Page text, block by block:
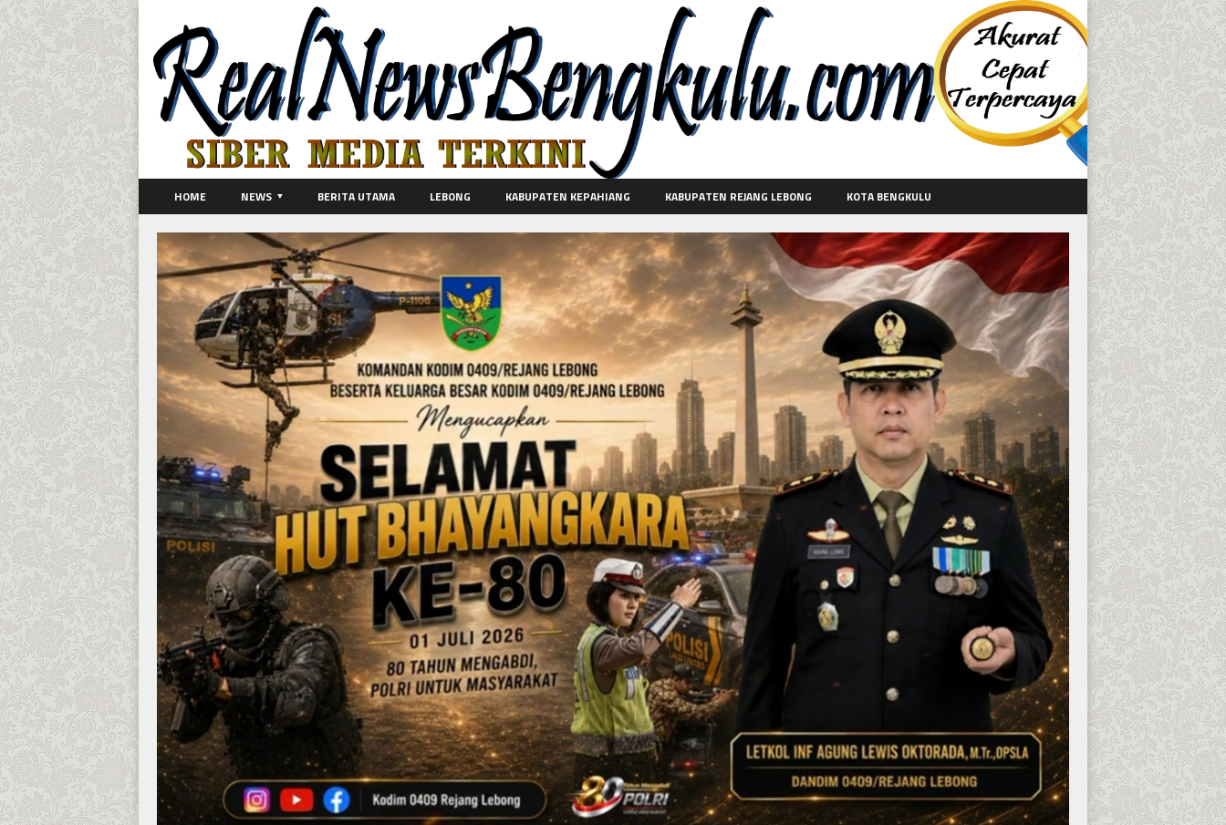
HOME NEWS BERITA UTAMA LEBONG KABUPATEN KEPAHIANG KABUPATEN REJANG LEBONG KOTA BENGKULU